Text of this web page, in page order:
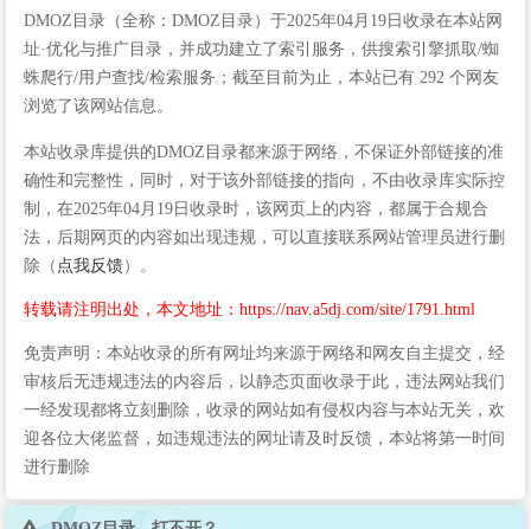
DMOZ目录（全称：DMOZ目录）于2025年04月19日收录在本站网
址·优化与推广目录，并成功建立了索引服务，供搜索引擎抓取/蜘
蛛爬行/用户查找/检索服务；截至目前为止，本站已有 292 个网友
浏览了该网站信息。
本站收录库提供的DMOZ目录都来源于网络，不保证外部链接的准
确性和完整性，同时，对于该外部链接的指向，不由收录库实际控
制，在2025年04月19日收录时，该网页上的内容，都属于合规合
法，后期网页的内容如出现违规，可以直接联系网站管理员进行删
除（ 点我反馈）。
转载请注明出处，本文地址：https://nav.a5dj.com/site/1791.html
免责声明：本站收录的所有网址均来源于网络和网友自主提交，经
审核后无违规违法的内容后，以静态页面收录于此，违法网站我们
一经发现都将立刻删除，收录的网站如有侵权内容与本站无关，欢
迎各位大佬监督，如违规违法的网址请及时反馈，本站将第一时间
进行删除